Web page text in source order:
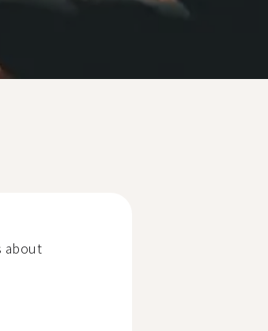
about